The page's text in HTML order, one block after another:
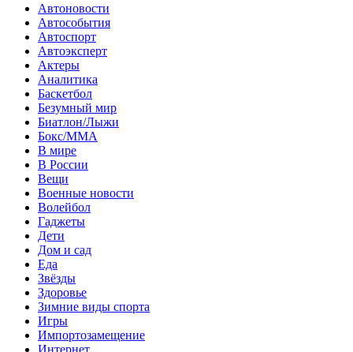
Автоновости
Автособытия
Автоспорт
Автоэксперт
Актеры
Аналитика
Баскетбол
Безумный мир
Биатлон/Лыжи
Бокс/MMA
В мире
В России
Вещи
Военные новости
Волейбол
Гаджеты
Дети
Дом и сад
Еда
Звёзды
Здоровье
Зимние виды спорта
Игры
Импортозамещение
Интернет